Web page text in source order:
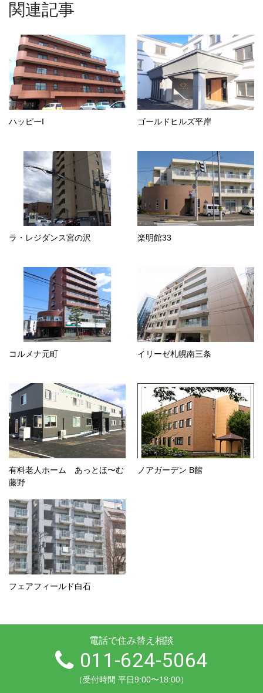
関連記事
ハッピーI ゴールドヒルズ平岸
ラ・レジダンス宮の沢 楽明館33
コルメナ元町 イリーゼ札幌南三条
有料老人ホーム あっとほ〜む
藤野
ノアガーデン B館
フェアフィールド白石
電話で住み替え相談
011-624-5064
（受付時間 平日9:00〜18:00）